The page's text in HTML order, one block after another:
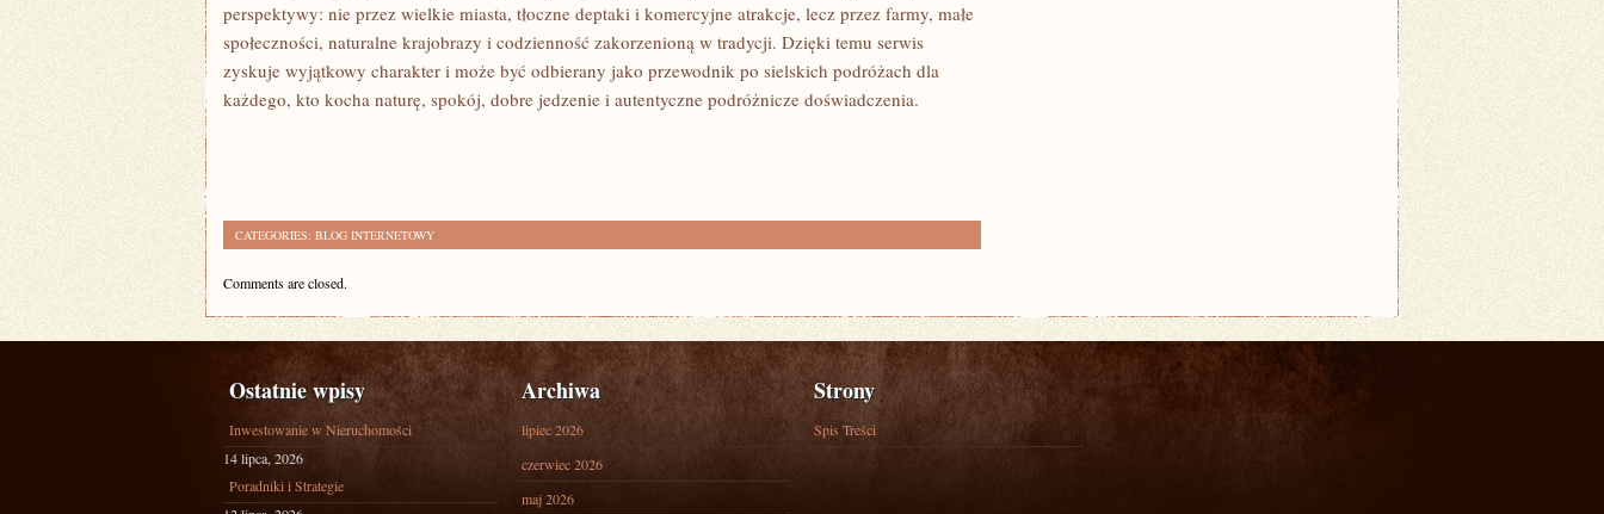
perspektywy: nie przez wielkie miasta, tłoczne deptaki i komercyjne atrakcje, lecz przez farmy, małe
społeczności, naturalne krajobrazy i codzienność zakorzenioną w tradycji. Dzięki temu serwis
zyskuje wyjątkowy charakter i może być odbierany jako przewodnik po sielskich podróżach dla
każdego, kto kocha naturę, spokój, dobre jedzenie i autentyczne podróżnicze doświadczenia.
CATEGORIES: BLOG INTERNETOWY
Comments are closed.
Ostatnie wpisy
Inwestowanie w Nieruchomości
14 lipca, 2026
Poradniki i Strategie
Archiwa
lipiec 2026
czerwiec 2026
maj 2026
Strony
Spis Treści